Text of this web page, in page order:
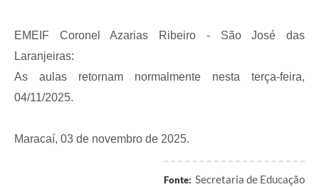
EMEIF Coronel Azarias Ribeiro - São José das
Laranjeiras:
As aulas retornam normalmente nesta terça-feira,
04/11/2025.
Maracaí, 03 de novembro de 2025.
Fonte: Secretaria de Educação